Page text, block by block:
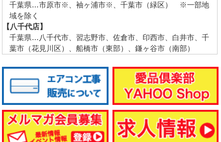
千葉県…市原市※、袖ヶ浦市※、千葉市（緑区） ※一部地
域を除く
【八千代店】
千葉県…八千代市、習志野市、佐倉市、印西市、白井市、千
葉市（花見川区）、船橋市（東部）、鎌ヶ谷市（南部）